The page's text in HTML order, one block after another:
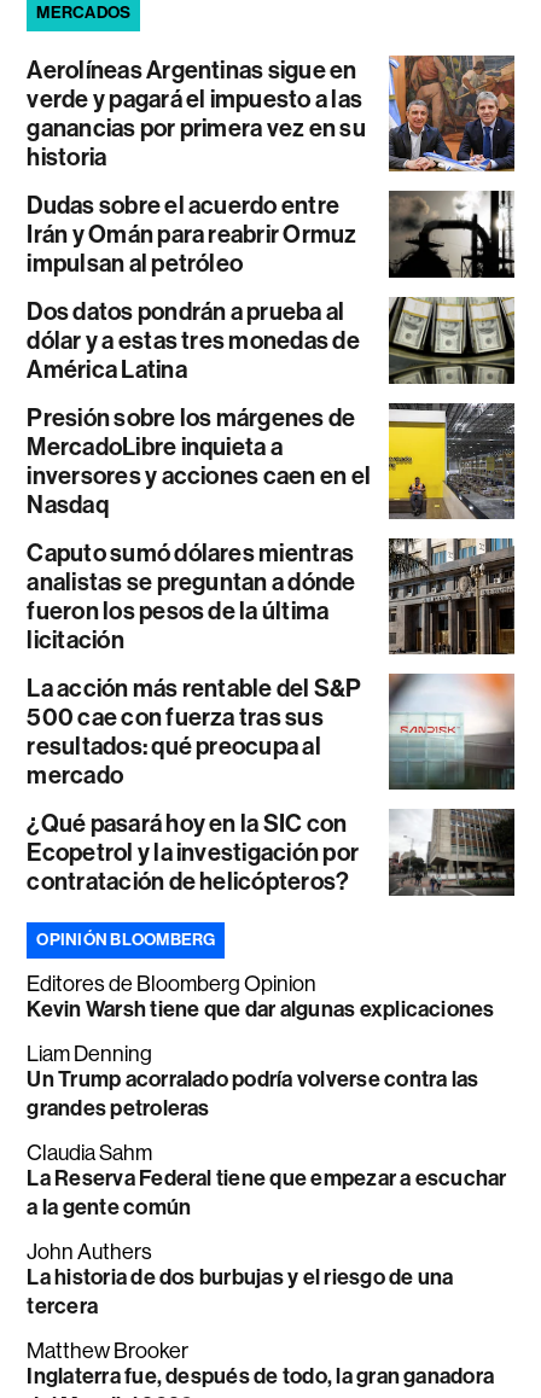
MERCADOS
Aerolíneas Argentinas sigue en
verde y pagará el impuesto a las
ganancias por primera vez en su
historia
Dudas sobre el acuerdo entre
Irán y Omán para reabrir Ormuz
impulsan al petróleo
Dos datos pondrán a prueba al
dólar y a estas tres monedas de
América Latina
Presión sobre los márgenes de
MercadoLibre inquieta a
inversores y acciones caen en el
Nasdaq
Caputo sumó dólares mientras
analistas se preguntan a dónde
fueron los pesos de la última
licitación
La acción más rentable del S&P
500 cae con fuerza tras sus
resultados: qué preocupa al
mercado
¿Qué pasará hoy en la SIC con
Ecopetrol y la investigación por
contratación de helicópteros?
OPINIÓN BLOOMBERG
Editores de Bloomberg Opinion
Kevin Warsh tiene que dar algunas explicaciones
Liam Denning
Un Trump acorralado podría volverse contra las
grandes petroleras
Claudia Sahm
La Reserva Federal tiene que empezar a escuchar
a la gente común
John Authers
La historia de dos burbujas y el riesgo de una
tercera
Matthew Brooker
Inglaterra fue, después de todo, la gran ganadora